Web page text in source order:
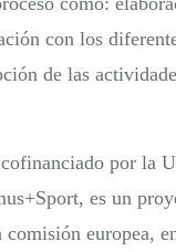
con los
de las
por la
es un
europea,